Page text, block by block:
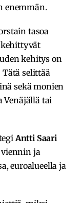
enemmän.
tasoa
kehittyvät
kehitys on
selittää
sekä monien
tai
Antti Saari
ja
euroalueella ja